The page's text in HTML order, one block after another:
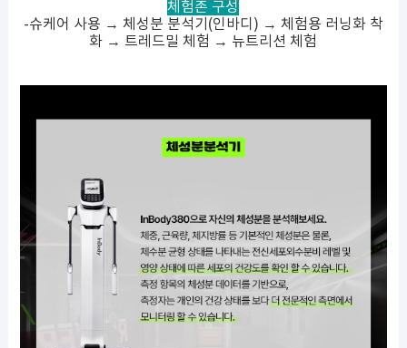
체험존 구성
-슈케어 사용 → 체성분 분석기(인바디) → 체험용 러닝화 착
화 → 트레드밀 체험 → 뉴트리션 체험